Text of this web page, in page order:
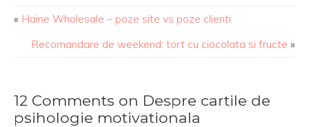
« Haine Wholesale – poze site vs poze clienti
Recomandare de weekend: tort cu ciocolata si fructe »
12 Comments on Despre cartile de
psihologie motivationala